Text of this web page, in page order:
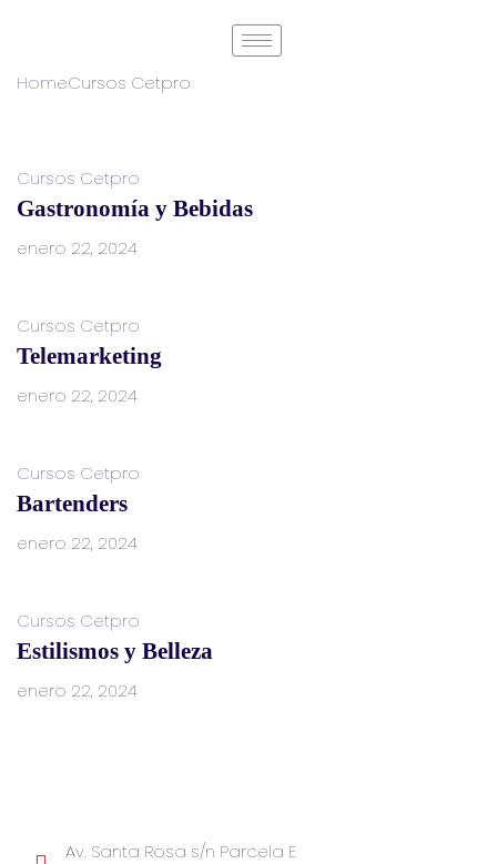
HomeCursos Cetpro
Cursos Cetpro
Gastronomía y Bebidas
enero 22, 2024
Cursos Cetpro
Telemarketing
enero 22, 2024
Cursos Cetpro
Bartenders
enero 22, 2024
Cursos Cetpro
Estilismos y Belleza
enero 22, 2024
Av. Santa Rosa s/n Parcela E